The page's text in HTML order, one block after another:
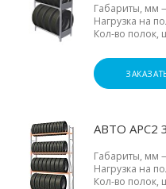
Габариты, мм
Нагрузка на
Кол-во полок,
АВТО АРС2
Габариты, мм
Нагрузка на
Кол-во полок,